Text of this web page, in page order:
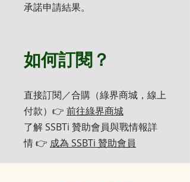
承諾申請結果。
如何訂閱？
直接訂閱／合購（綠界商城，線上
付款）👉 前往綠界商城
了解 SSBTi 贊助會員與戰情報詳
情 👉 成為 SSBTi 贊助會員